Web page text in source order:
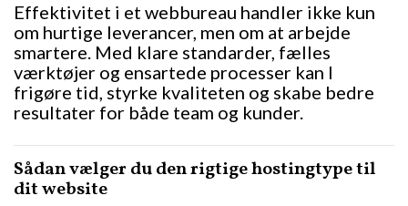
Effektivitet i et webbureau handler ikke kun
om hurtige leverancer, men om at arbejde
smartere. Med klare standarder, fælles
værktøjer og ensartede processer kan I
frigøre tid, styrke kvaliteten og skabe bedre
resultater for både team og kunder.
Sådan vælger du den rigtige hostingtype til
dit website